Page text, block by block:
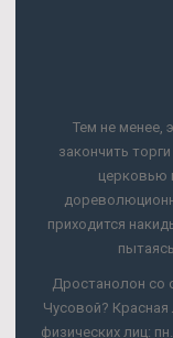
Тем не менее,
закончить
церковью
приходится
Дростанолон со
Чусовой?
физических лиц: